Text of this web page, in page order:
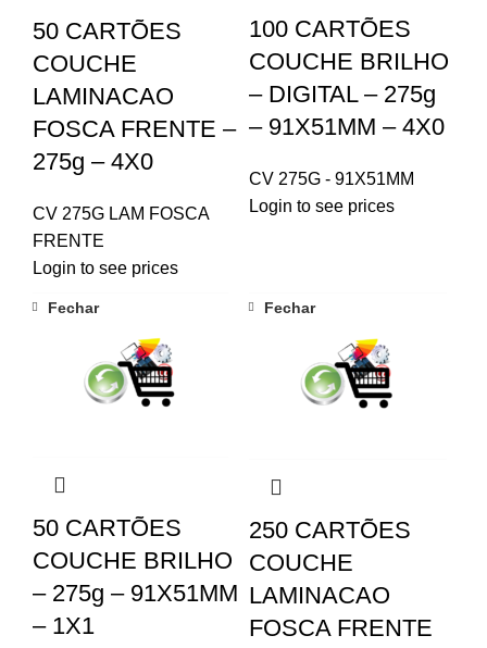
50 CARTÕES
COUCHE
LAMINACAO
FOSCA FRENTE –
275g – 4X0
CV 275G LAM FOSCA
FRENTE
Login to see prices
100 CARTÕES
COUCHE BRILHO
– DIGITAL – 275g
– 91X51MM – 4X0
CV 275G - 91X51MM
Login to see prices
Fechar
50 CARTÕES
COUCHE BRILHO
– 275g – 91X51MM
– 1X1
Fechar
250 CARTÕES
COUCHE
LAMINACAO
FOSCA FRENTE